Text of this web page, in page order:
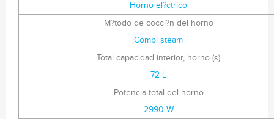
Horno el?ctrico
M?todo de cocci?n del horno
Combi steam
Total capacidad interior, horno (s)
72 L
Potencia total del horno
2990 W